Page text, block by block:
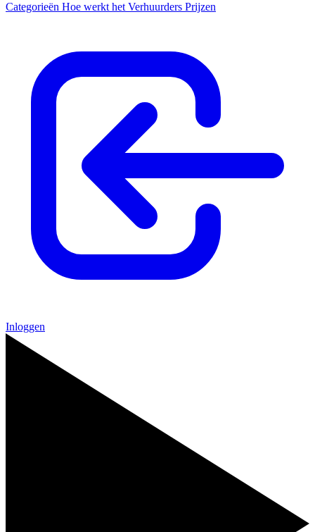
Categorieën Hoe werkt het Verhuurders Prijzen
Inloggen